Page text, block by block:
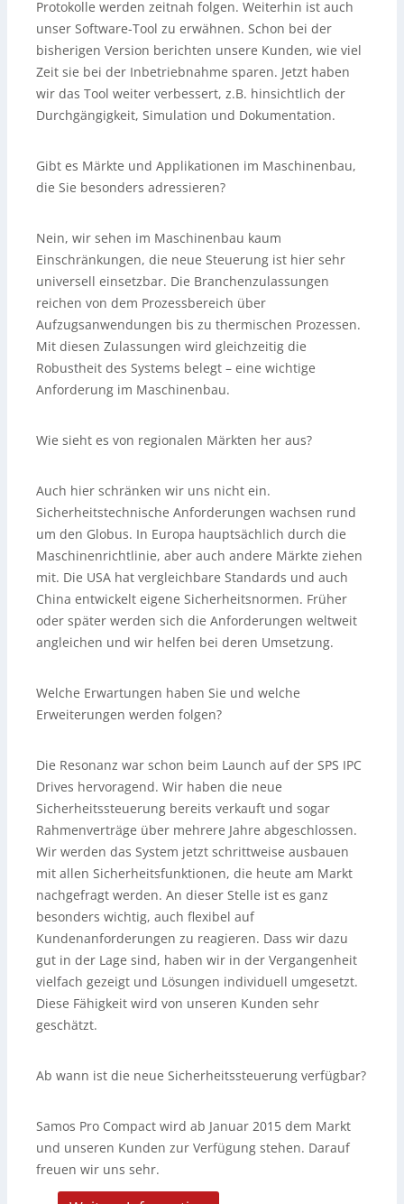
Protokolle werden zeitnah folgen. Weiterhin ist auch
unser Software-Tool zu erwähnen. Schon bei der
bisherigen Version berichten unsere Kunden, wie viel
Zeit sie bei der Inbetriebnahme sparen. Jetzt haben
wir das Tool weiter verbessert, z.B. hinsichtlich der
Durchgängigkeit, Simulation und Dokumentation.
Gibt es Märkte und Applikationen im Maschinenbau,
die Sie besonders adressieren?
Nein, wir sehen im Maschinenbau kaum
Einschränkungen, die neue Steuerung ist hier sehr
universell einsetzbar. Die Branchenzulassungen
reichen von dem Prozessbereich über
Aufzugsanwendungen bis zu thermischen Prozessen.
Mit diesen Zulassungen wird gleichzeitig die
Robustheit des Systems belegt – eine wichtige
Anforderung im Maschinenbau.
Wie sieht es von regionalen Märkten her aus?
Auch hier schränken wir uns nicht ein.
Sicherheitstechnische Anforderungen wachsen rund
um den Globus. In Europa hauptsächlich durch die
Maschinenrichtlinie, aber auch andere Märkte ziehen
mit. Die USA hat vergleichbare Standards und auch
China entwickelt eigene Sicherheitsnormen. Früher
oder später werden sich die Anforderungen weltweit
angleichen und wir helfen bei deren Umsetzung.
Welche Erwartungen haben Sie und welche
Erweiterungen werden folgen?
Die Resonanz war schon beim Launch auf der SPS IPC
Drives hervoragend. Wir haben die neue
Sicherheitssteuerung bereits verkauft und sogar
Rahmenverträge über mehrere Jahre abgeschlossen.
Wir werden das System jetzt schrittweise ausbauen
mit allen Sicherheitsfunktionen, die heute am Markt
nachgefragt werden. An dieser Stelle ist es ganz
besonders wichtig, auch flexibel auf
Kundenanforderungen zu reagieren. Dass wir dazu
gut in der Lage sind, haben wir in der Vergangenheit
vielfach gezeigt und Lösungen individuell umgesetzt.
Diese Fähigkeit wird von unseren Kunden sehr
geschätzt.
Ab wann ist die neue Sicherheitssteuerung verfügbar?
Samos Pro Compact wird ab Januar 2015 dem Markt
und unseren Kunden zur Verfügung stehen. Darauf
freuen wir uns sehr.